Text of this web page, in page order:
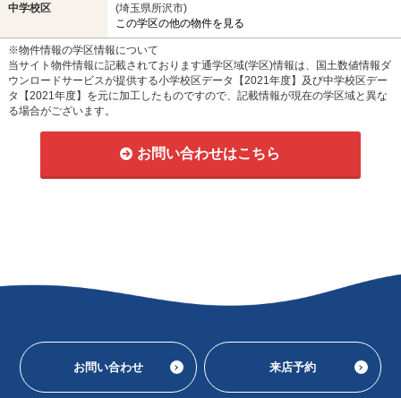
中学校区
(埼玉県所沢市)
この学区の他の物件を見る
※物件情報の学区情報について
当サイト物件情報に記載されております通学区域(学区)情報は、国土数値情報ダ
ウンロードサービスが提供する小学校区データ【2021年度】及び中学校区デー
タ【2021年度】を元に加工したものですので、記載情報が現在の学区域と異な
る場合がございます。
お問い合わせはこちら
お問い合わせ 来店予約